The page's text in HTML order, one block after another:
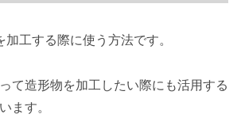
工する際に使う方法です。
て造形物を加工したい際にも活用する
ます。